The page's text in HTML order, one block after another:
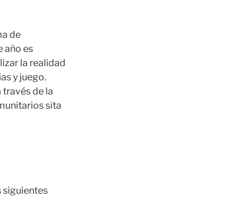
de
año es
la realidad
y juego.
de la
sita
siguientes